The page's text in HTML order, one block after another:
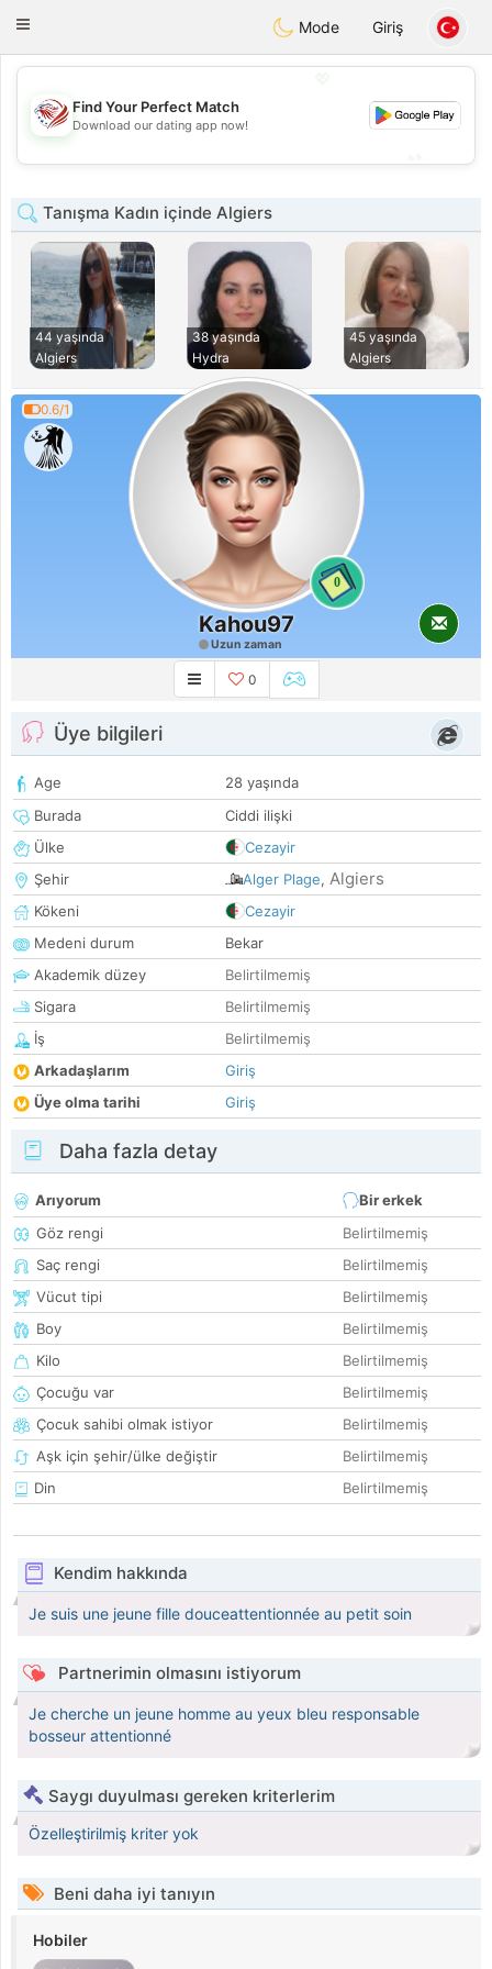
Dating
Toggle
Mode Giriş
💕
Find Your Perfect Match
Download our dating app now!
Tanışma Kadın içinde Algiers
44 yaşında
Algiers
38 yaşında
Hydra
45 yaşında
Algiers
0.6/1
0
Kahou97
Uzun zaman
0
Üye bilgileri
Age
28 yaşında
Burada
Ciddi ilişki
Ülke
Cezayir
Şehir
Alger Plage, Algiers
Kökeni
Cezayir
Medeni durum
Bekar
Akademik düzey
Belirtilmemiş
Sigara
Belirtilmemiş
İş
Belirtilmemiş
Arkadaşlarım
Giriş
Üye olma tarihi
Giriş
Daha fazla detay
Arıyorum
Bir erkek
Göz rengi
Belirtilmemiş
Saç rengi
Belirtilmemiş
Vücut tipi
Belirtilmemiş
Boy
Belirtilmemiş
Kilo
Belirtilmemiş
Çocuğu var
Belirtilmemiş
Çocuk sahibi olmak istiyor
Belirtilmemiş
Aşk için şehir/ülke değiştir
Belirtilmemiş
Din
Belirtilmemiş
Kendim hakkında
Je suis une jeune fille douceattentionnée au petit soin
Partnerimin olmasını istiyorum
Je cherche un jeune homme au yeux bleu responsable
bosseur attentionné
Saygı duyulması gereken kriterlerim
Özelleştirilmiş kriter yok
Beni daha iyi tanıyın
Hobiler